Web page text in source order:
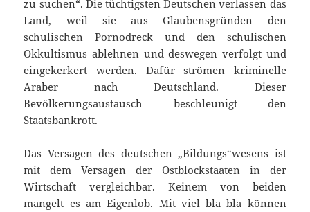
zu suchen“. Die tüchtigsten Deutschen verlassen das
Land, weil sie aus Glaubensgründen den
schulischen Pornodreck und den schulischen
Okkultismus ablehnen und deswegen verfolgt und
eingekerkert werden. Dafür strömen kriminelle
Araber nach Deutschland. Dieser
Bevölkerungsaustausch beschleunigt den
Staatsbankrott.
Das Versagen des deutschen „Bildungs“wesens ist
mit dem Versagen der Ostblockstaaten in der
Wirtschaft vergleichbar. Keinem von beiden
mangelt es am Eigenlob. Mit viel bla bla können